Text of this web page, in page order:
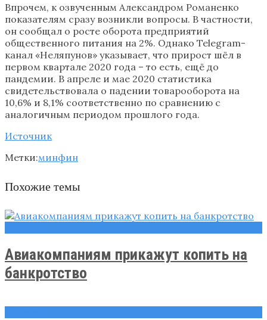
Впрочем, к озвученным Александром Романенко
показателям сразу возникли вопросы. В частности,
он сообщал о росте оборота предприятий
общественного питания на 2%. Однако Telegram-
канал «Неляпунов» указывает, что прирост шёл в
первом квартале 2020 года – то есть, ещё до
пандемии. В апреле и мае 2020 статистика
свидетельствовала о падении товарооборота на
10,6% и 8,1% соответственно по сравнению с
аналогичным периодом прошлого года.
Источник
Метки:минфин
Похожие темы
Авиакомпаниям прикажут копить на
банкротство